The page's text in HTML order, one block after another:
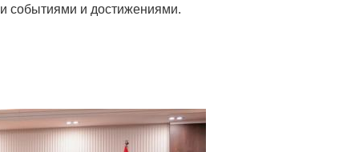
и достижениями.